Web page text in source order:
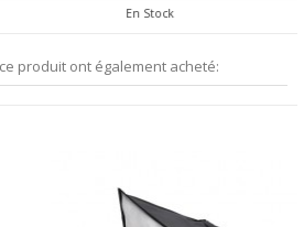
produit ont également acheté: